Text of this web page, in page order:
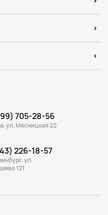
705-28-56
ул. Мясницкая 22
226-18-57
ул.
121